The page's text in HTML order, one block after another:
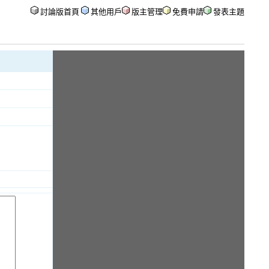
討論版首頁 其他用戶 版主管理 免費申請 發表主題